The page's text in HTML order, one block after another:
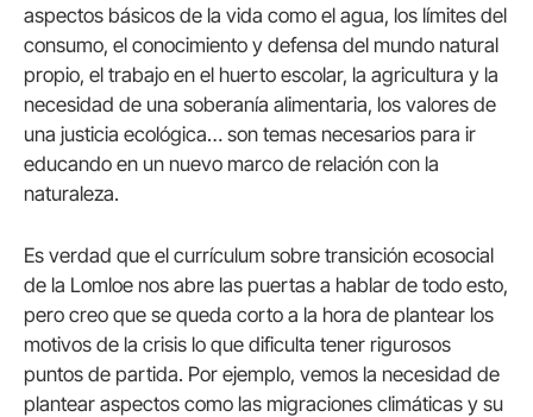
aspectos básicos de la vida como el agua, los límites del
consumo, el conocimiento y defensa del mundo natural
propio, el trabajo en el huerto escolar, la agricultura y la
necesidad de una soberanía alimentaria, los valores de
una justicia ecológica… son temas necesarios para ir
educando en un nuevo marco de relación con la
naturaleza.
Es verdad que el currículum sobre transición ecosocial
de la Lomloe nos abre las puertas a hablar de todo esto,
pero creo que se queda corto a la hora de plantear los
motivos de la crisis lo que dificulta tener rigurosos
puntos de partida. Por ejemplo, vemos la necesidad de
plantear aspectos como las migraciones climáticas y su